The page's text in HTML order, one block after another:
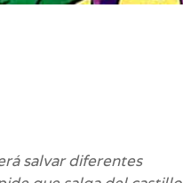
salvar diferentes